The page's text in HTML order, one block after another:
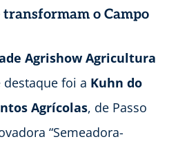
transformam o Campo
Agrishow Agricultura
destaque foi a Kuhn do
Agrícolas, de Passo
“Semeadora-